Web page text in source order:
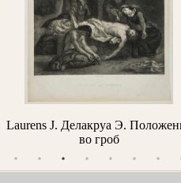
Laurens J. Делакруа Э.
во гроб